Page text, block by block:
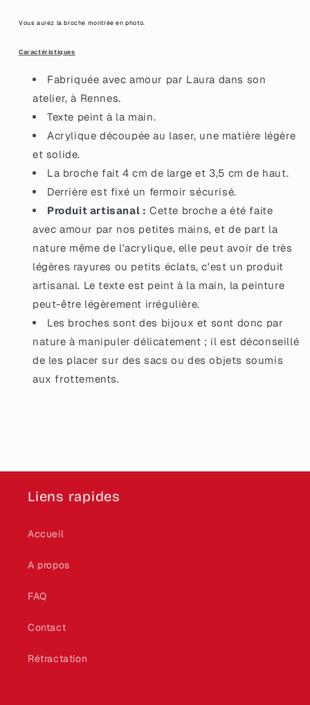
Vous aurez la broche montrée en photo.
Caractéristiques
Fabriquée avec amour par Laura dans son
atelier, à Rennes.
Texte peint à la main.
Acrylique découpée au laser, une matière légère
et solide.
La broche fait 4 cm de large et 3,5 cm de haut.
Derrière est fixé un fermoir sécurisé.
Produit artisanal : Cette broche a été faite
avec amour par nos petites mains, et de part la
nature même de l'acrylique, elle peut avoir de très
légères rayures ou petits éclats, c'est un produit
artisanal. Le texte est peint à la main, la peinture
peut-être légèrement irrégulière.
Les broches sont des bijoux et sont donc par
nature à manipuler délicatement ; il est déconseillé
de les placer sur des sacs ou des objets soumis
aux frottements.
Liens rapides
Accueil
A propos
FAQ
Contact
Rétractation